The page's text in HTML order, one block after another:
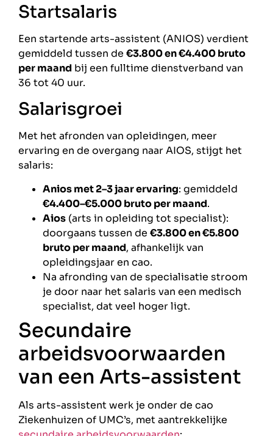
Startsalaris
Een startende arts-assistent (ANIOS) verdient
gemiddeld tussen de €3.800 en €4.400 bruto
per maand bij een fulltime dienstverband van
36 tot 40 uur.
Salarisgroei
Met het afronden van opleidingen, meer
ervaring en de overgang naar AIOS, stijgt het
salaris:
Anios met 2–3 jaar ervaring: gemiddeld
€4.400–€5.000 bruto per maand.
Aios (arts in opleiding tot specialist):
doorgaans tussen de €3.800 en €5.800
bruto per maand, afhankelijk van
opleidingsjaar en cao.
Na afronding van de specialisatie stroom
je door naar het salaris van een medisch
specialist, dat veel hoger ligt.
Secundaire
arbeidsvoorwaarden
van een Arts-assistent
Als arts-assistent werk je onder de cao
Ziekenhuizen of UMC’s, met aantrekkelijke